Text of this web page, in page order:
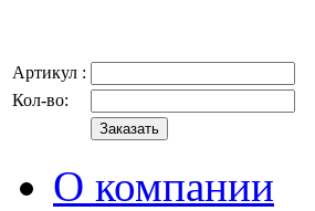
Артикул :
Кол-во:
О компании